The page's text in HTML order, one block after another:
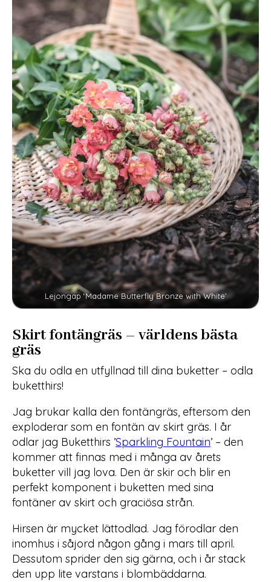
Lejongap ‘Madame Butterfly Bronze with White’
Skirt fontängräs – världens bästa
gräs
Ska du odla en utfyllnad till dina buketter – odla
buketthirs!
Jag brukar kalla den fontängräs, eftersom den
exploderar som en fontän av skirt gräs. I år
odlar jag Buketthirs ’Sparkling Fountain’ – den
kommer att finnas med i många av årets
buketter vill jag lova. Den är skir och blir en
perfekt komponent i buketten med sina
fontäner av skirt och graciösa strån.
Hirsen är mycket lättodlad. Jag förodlar den
inomhus i såjord någon gång i mars till april.
Dessutom sprider den sig gärna, och i år stack
den upp lite varstans i blombäddarna.